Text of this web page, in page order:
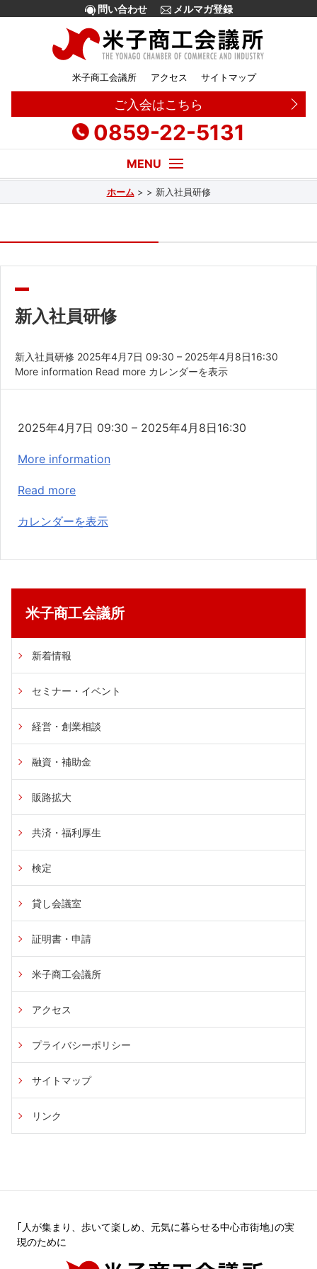
問い合わせ メルマガ登録
米子商工会議所 アクセス サイトマップ
ご入会はこちら
0859-22-5131
販路拡大
共済・福利厚生
検定試験
ホーム > > 新入社員研修
新入社員研修
新入社員研修 2025年4月7日 09:30 – 2025年4月8日16:30
More information Read more カレンダーを表示
新
社
員
修
2025年4月7日 09:30 – 2025年4月8日16:30
More information
Read more
カレンダーを表示
米子商工会議所
新着情報
セミナー・イベント
経営・創業相談
融資・補助金
販路拡大
共済・福利厚生
検定
貸し会議室
証明書・申請
米子商工会議所
アクセス
プライバシーポリシー
サイトマップ
リンク
｢人が集まり、歩いて楽しめ、元気に暮らせる中心市街地｣の実
現のために